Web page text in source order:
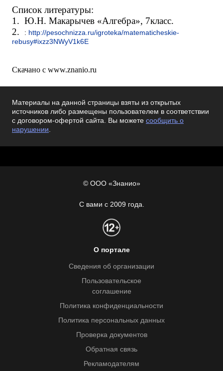
Список литературы:
1. Ю.Н. Макарычев «Алгебра», 7класс.
2.
: http://pesochnizza.ru/igroteka/matematicheskie-
rebusy#ixzz3NWyV1k6E
Скачано с www.znanio.ru
Материалы на данной страницы взяты из открытых
источников либо размещены пользователем в соответствии
с договором-офертой сайта. Вы можете сообщить о
нарушении.
© ООО «Знанио»
С вами с 2009 года.
О портале
Сведения об организации
Пользовательское
соглашение
Политика конфиденциальности
Политика персональных данных
Проверка документов
Обратная связь
Рекламодателям